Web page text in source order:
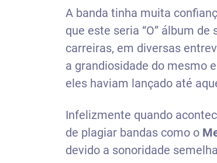
A banda tinha muita
que este seria “O” álbum de
carreiras, em diversas
a grandiosidade do mesmo
eles haviam lançado até
Infelizmente quando
de plagiar bandas como o
devido a sonoridade